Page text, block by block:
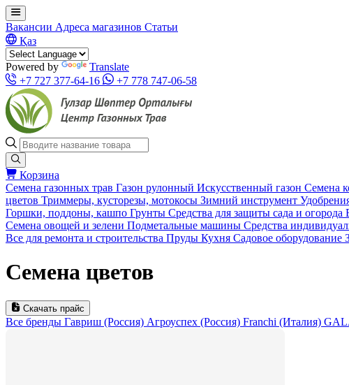
Вакансии Адреса магазинов Статьи
Қаз
Powered by
Translate
+7 727 377-64-16
+7 778 747-06-58
Корзина
Семена газонных трав Газон рулонный Искусственный газон Семена
цветов Триммеры, кусторезы, мотокосы Зимний инструмент
Горшки, поддоны, кашпо Грунты Средства для защиты сада и огорода
Семена овощей и зелени Подметальные машины Средства
Все для ремонта и строительства Пруды Кухня Садовое оборудование
Семена цветов
Скачать прайс
Все бренды Гавриш (Россия) Агроуспех (Россия) Franchi (Италия)